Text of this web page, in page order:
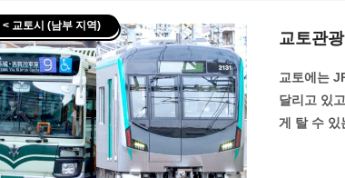
< 교토시 (남부 지역)
교토관
교토에는
달리고 있
게 탈 수 있